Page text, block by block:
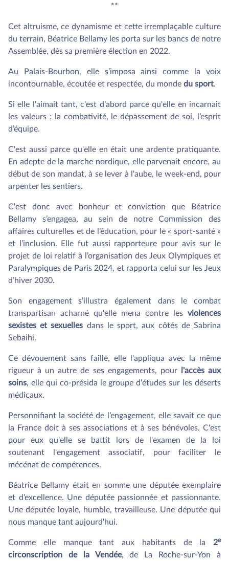
**
Cet altruisme, ce dynamisme et cette irremplaçable culture
du terrain, Béatrice Bellamy les porta sur les bancs de notre
Assemblée, dès sa première élection en 2022.
Au Palais-Bourbon, elle s’imposa ainsi comme la voix
incontournable, écoutée et respectée, du monde du sport.
Si elle l'aimait tant, c'est d’abord parce qu'elle en incarnait
les valeurs : la combativité, le dépassement de soi, l’esprit
d’équipe.
C'est aussi parce qu'elle en était une ardente pratiquante.
En adepte de la marche nordique, elle parvenait encore, au
début de son mandat, à se lever à l'aube, le week-end, pour
arpenter les sentiers.
C'est donc avec bonheur et conviction que Béatrice
Bellamy s’engagea, au sein de notre Commission des
affaires culturelles et de l’éducation, pour le « sport-santé »
et l’inclusion. Elle fut aussi rapporteure pour avis sur le
projet de loi relatif à l’organisation des Jeux Olympiques et
Paralympiques de Paris 2024, et rapporta celui sur les Jeux
d’hiver 2030.
Son engagement s’illustra également dans le combat
transpartisan acharné qu'elle mena contre les violences
sexistes et sexuelles dans le sport, aux côtés de Sabrina
Sebaihi.
Ce dévouement sans faille, elle l'appliqua avec la même
rigueur à un autre de ses engagements, pour
l'accès aux
soins, elle qui co-présida le groupe d'études sur les déserts
médicaux.
Personnifiant la société de l’engagement, elle savait ce que
la France doit à ses associations et à ses bénévoles. C'est
pour eux qu'elle se battit lors de l'examen de la loi
soutenant l'engagement associatif, pour faciliter le
mécénat de compétences.
Béatrice Bellamy était en somme une députée exemplaire
et d’excellence. Une députée passionnée et passionnante.
Une députée loyale, humble, travailleuse. Une députée qui
nous manque tant aujourd'hui.
Comme elle manque tant aux habitants de la 2e
circonscription de la Vendée, de La Roche-sur-Yon à